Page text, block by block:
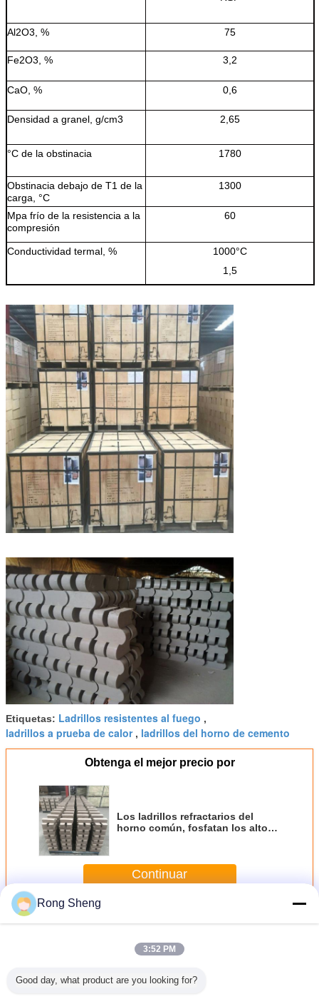
Al2O3, % 75
Fe2O3, % 3,2
CaO, % 0,6
Densidad a granel, g/cm3 2,65
°C de la obstinacia 1780
Obstinacia debajo de T1 de la
carga, °C
1300
Mpa frío de la resistencia a la
compresión
60
Conductividad termal, %
1000°C
1,5
Etiquetas: Ladrillos resistentes al fuego ,
ladrillos a prueba de calor, ladrillos del horno de cemento
Obtenga el mejor precio por
Los ladrillos refractarios del
horno común, fosfatan los altos
Continuar
MásLadrillos refractarios del horno
Rong Sheng
3:52 PM
Good day, what product are you looking for?